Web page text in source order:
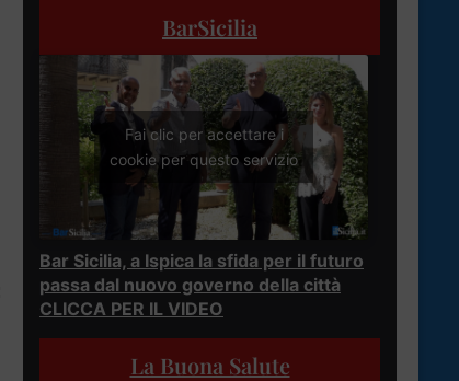
BarSicilia
Fai clic per accettare i
cookie per questo servizio
Bar Sicilia, a Ispica la sfida per il futuro
passa dal nuovo governo della città
CLICCA PER IL VIDEO
La Buona Salute